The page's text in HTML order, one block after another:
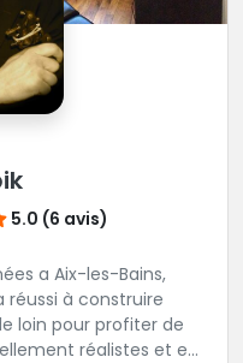
5.0 (6 avis)
a Aix-les-Bains,
réussi à construire
loin pour profiter de
réalistes et en